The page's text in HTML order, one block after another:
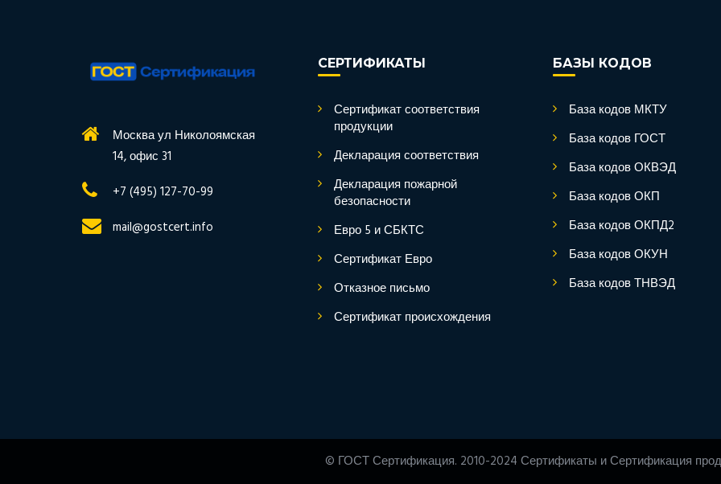
Москва ул Николоямская
14, офис 31
+7 (495) 127-70-99
mail@gostcert.info
СЕРТИФИКАТЫ
Сертификат соответствия
продукции
Декларация соответствия
Декларация пожарной
безопасности
Евро 5 и СБКТС
Сертификат Евро
Отказное письмо
Сертификат происхождения
БАЗЫ КОДОВ
База кодов МКТУ
База кодов ГОСТ
База кодов ОКВЭД
База кодов ОКП
База кодов ОКПД2
База кодов ОКУН
База кодов ТНВЭД
© ГОСТ Сертификация. 2010-2024 Сертификаты и Сертификация